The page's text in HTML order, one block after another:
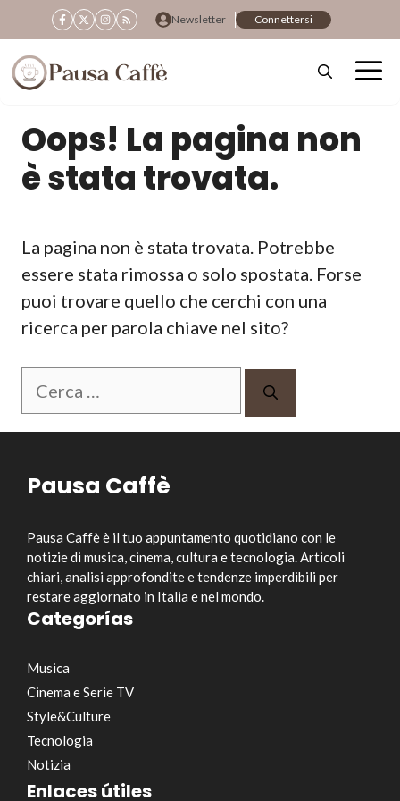
al
contenuto
Newsletter Connettersi
Oops! La pagina non
è stata trovata.
La pagina non è stata trovata. Potrebbe
essere stata rimossa o solo spostata. Forse
puoi trovare quello che cerchi con una
ricerca per parola chiave nel sito?
Ricerca
Pausa Caffè
Pausa Caffè è il tuo appuntamento quotidiano con le
notizie di musica, cinema, cultura e tecnologia. Articoli
chiari, analisi approfondite e tendenze imperdibili per
restare aggiornato in Italia e nel mondo.
Categorías
Musica
Cinema e Serie TV
Style&Culture
Tecnologia
Notizia
Enlaces útiles